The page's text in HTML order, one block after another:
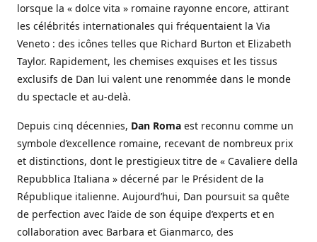
lorsque la « dolce vita » romaine rayonne encore, attirant
les célébrités internationales qui fréquentaient la Via
Veneto : des icônes telles que Richard Burton et Elizabeth
Taylor. Rapidement, les chemises exquises et les tissus
exclusifs de Dan lui valent une renommée dans le monde
du spectacle et au-delà.
Depuis cinq décennies, Dan Roma est reconnu comme un
symbole d’excellence romaine, recevant de nombreux prix
et distinctions, dont le prestigieux titre de « Cavaliere della
Repubblica Italiana » décerné par le Président de la
République italienne. Aujourd’hui, Dan poursuit sa quête
de perfection avec l’aide de son équipe d’experts et en
collaboration avec Barbara et Gianmarco, des